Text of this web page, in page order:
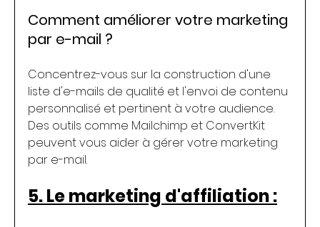
Comment améliorer votre marketing
par e-mail ?
Concentrez-vous sur la construction d'une
liste d'e-mails de qualité et l'envoi de contenu
personnalisé et pertinent à votre audience.
Des outils comme Mailchimp et ConvertKit
peuvent vous aider à gérer votre marketing
par e-mail.
5. Le marketing d'affiliation :